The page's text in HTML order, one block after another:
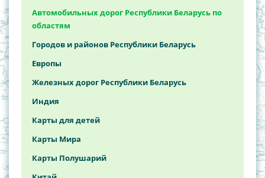
Гродненская область
Минская область
Могилёвская область
Автомобильных дорог Республики Беларусь по
областям
Городов и районов Республики Беларусь
Европы
Железных дорог Республики Беларусь
Индия
Карты для детей
Карты Мира
Карты Полушарий